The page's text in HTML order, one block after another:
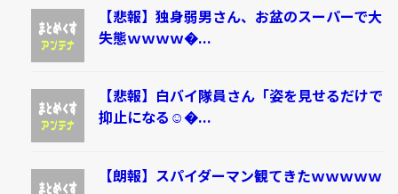
【悲報】独身弱男さん、お盆のスーパーで大
失態ｗｗｗｗ�...
【悲報】白バイ隊員さん「姿を見せるだけで
抑止になる☺�...
【朗報】スパイダーマン観てきたｗｗｗｗｗ